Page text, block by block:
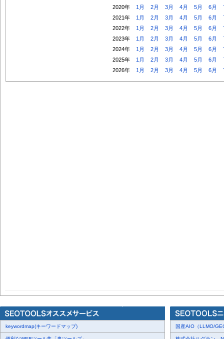
2020年
1月 2月 3月 4月 5月 6月
2021年
1月 2月 3月 4月 5月 6月
2022年
1月 2月 3月 4月 5月 6月
2023年
1月 2月 3月 4月 5月 6月
2024年
1月 2月 3月 4月 5月 6月
2025年
1月 2月 3月 4月 5月 6月
2026年
1月 2月 3月 4月 5月 6月
keywordmap(キーワードマップ) 国産AIO（LLMO/